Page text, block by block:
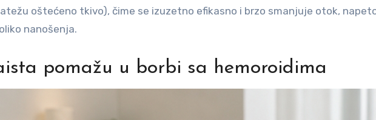
oštećeno tkivo), čime se izuzetno efikasno i brzo smanjuje otok,
nanošenja.
pomažu u borbi sa hemoroidima